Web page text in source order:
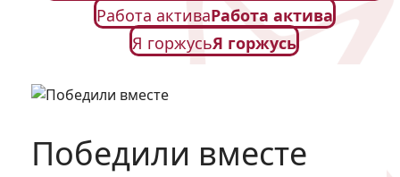
Работа активаРабота актива
Я горжусьЯ горжусь
Победили вместе